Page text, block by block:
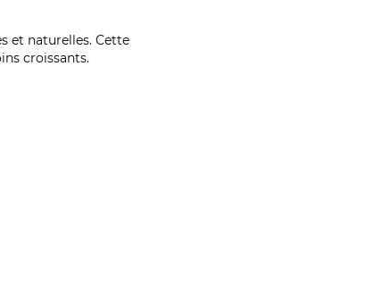
et naturelles. Cette
croissants.